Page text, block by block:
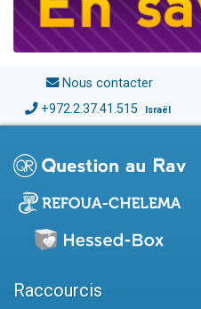
Nous contacter
+972.2.37.41.515 Israël
Raccourcis